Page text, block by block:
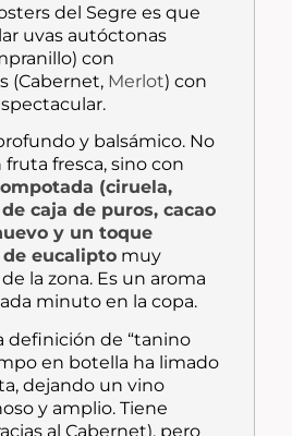
del Segre es que
uvas autóctonas
con
(Cabernet, Merlot) con
y balsámico. No
fresca, sino con
(ciruela,
caja de puros, cacao
y un toque
eucalipto muy
la zona. Es un aroma
minuto en la copa.
definición de “tanino
en botella ha limado
dejando un vino
y amplio. Tiene
al Cabernet), pero